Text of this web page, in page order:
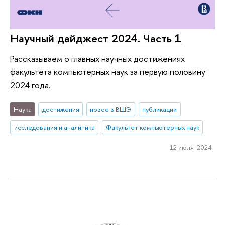
Научный дайджест 2024. Часть 1
Рассказываем о главных научных достижениях
факультета компьютерных наук за первую половину
2024 года.
Наука достижения новое в ВШЭ
публикации
исследования и аналитика
Факультет компьютерных наук
12 июля 2024